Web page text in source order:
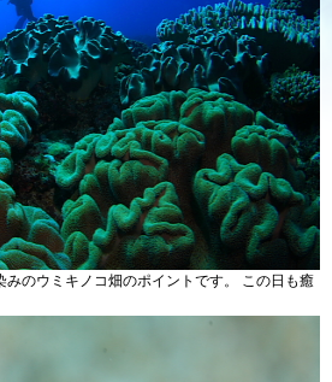
みのウミキノコ畑のポイントです。 この日も癒